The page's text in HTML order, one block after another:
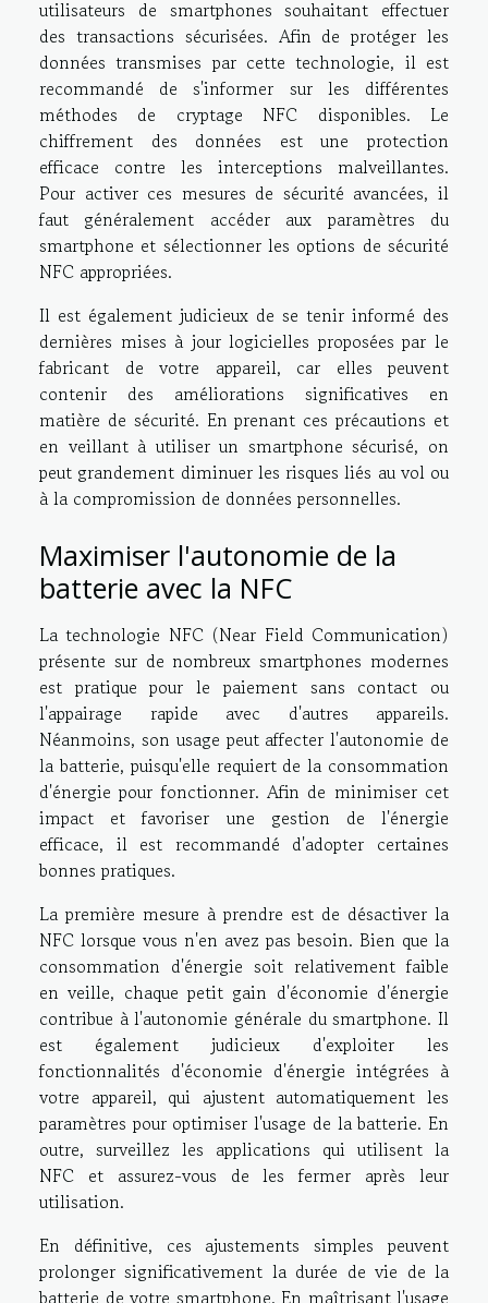
utilisateurs de smartphones souhaitant effectuer
des transactions sécurisées. Afin de protéger les
données transmises par cette technologie, il est
recommandé de s'informer sur les différentes
méthodes de cryptage NFC disponibles. Le
chiffrement des données est une protection
efficace contre les interceptions malveillantes.
Pour activer ces mesures de sécurité avancées, il
faut généralement accéder aux paramètres du
smartphone et sélectionner les options de sécurité
NFC appropriées.
Il est également judicieux de se tenir informé des
dernières mises à jour logicielles proposées par le
fabricant de votre appareil, car elles peuvent
contenir des améliorations significatives en
matière de sécurité. En prenant ces précautions et
en veillant à utiliser un smartphone sécurisé, on
peut grandement diminuer les risques liés au vol ou
à la compromission de données personnelles.
Maximiser l'autonomie de la
batterie avec la NFC
La technologie NFC (Near Field Communication)
présente sur de nombreux smartphones modernes
est pratique pour le paiement sans contact ou
l'appairage rapide avec d'autres appareils.
Néanmoins, son usage peut affecter l'autonomie de
la batterie, puisqu'elle requiert de la consommation
d'énergie pour fonctionner. Afin de minimiser cet
impact et favoriser une gestion de l'énergie
efficace, il est recommandé d'adopter certaines
bonnes pratiques.
La première mesure à prendre est de désactiver la
NFC lorsque vous n'en avez pas besoin. Bien que la
consommation d'énergie soit relativement faible
en veille, chaque petit gain d'économie d'énergie
contribue à l'autonomie générale du smartphone. Il
est également judicieux d'exploiter les
fonctionnalités d'économie d'énergie intégrées à
votre appareil, qui ajustent automatiquement les
paramètres pour optimiser l'usage de la batterie. En
outre, surveillez les applications qui utilisent la
NFC et assurez-vous de les fermer après leur
utilisation.
En définitive, ces ajustements simples peuvent
prolonger significativement la durée de vie de la
batterie de votre smartphone. En maîtrisant l'usage